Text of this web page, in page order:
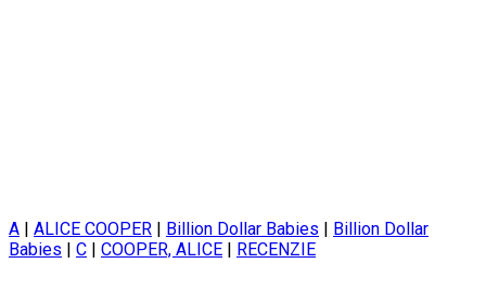
A | ALICE COOPER | Billion Dollar Babies | Billion Dollar
Babies | C | COOPER, ALICE | RECENZIE